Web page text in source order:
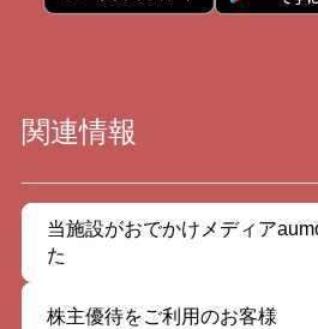
関連情報
当施設がおでかけメディア
た
株主優待をご利用のお客様